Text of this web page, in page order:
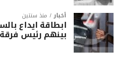
أخبار منذ سنتين
بينهم رئيس